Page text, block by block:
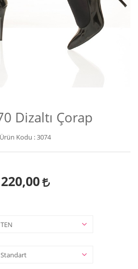
Dizaltı Çorap
Ürün Kodu :3074
220,00